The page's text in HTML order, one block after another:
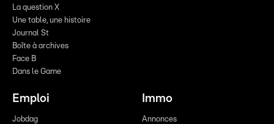
La question X
Une table, une histoire
Journal St
Boîte à archives
Face B
Dans le Game
Emploi
Jobdag
Immo
Annonces